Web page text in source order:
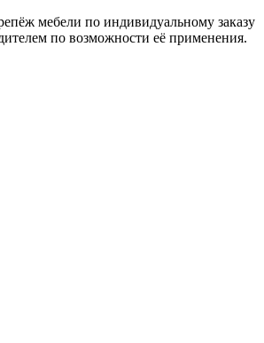
мебели по индивидуальному заказу
по возможности её применения.